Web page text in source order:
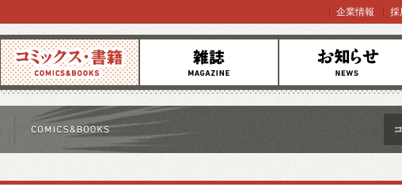
コミックス 雑誌 お知らせ
企業情報 採